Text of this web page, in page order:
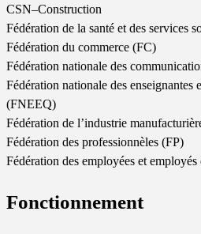
CSN–Construction
Fédération de la santé et des services
Fédération du commerce (FC)
Fédération nationale des
Fédération nationale des enseignantes
(FNEEQ)
Fédération de l’industrie
Fédération des professionnèles (FP)
Fédération des employées et
Fonctionnement